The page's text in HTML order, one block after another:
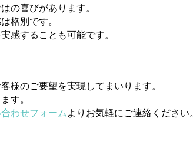
の喜びがあります。
格別です。
感することも可能です。
様のご要望を実現してまいります。
す。
わせフォームよりお気軽にご連絡ください。